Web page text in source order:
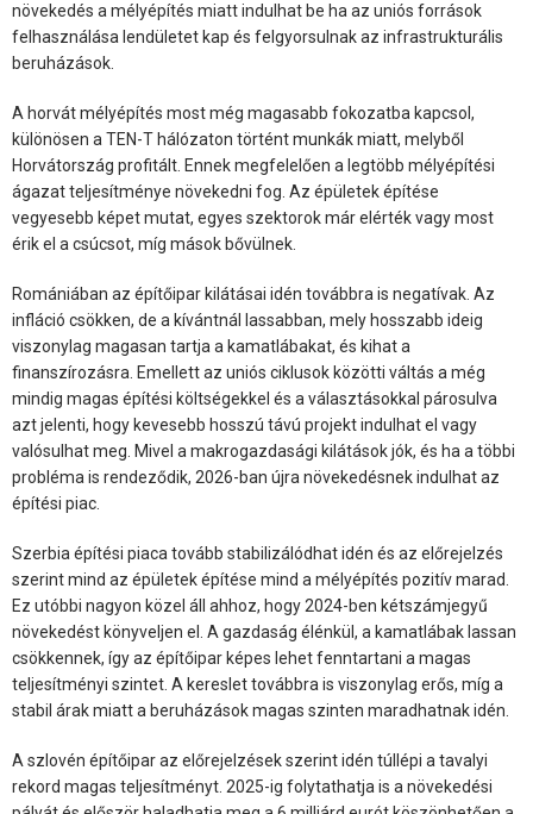
növekedés a mélyépítés miatt indulhat be ha az uniós források
felhasználása lendületet kap és felgyorsulnak az infrastrukturális
beruházások.
A horvát mélyépítés most még magasabb fokozatba kapcsol,
különösen a TEN-T hálózaton történt munkák miatt, melyből
Horvátország profitált. Ennek megfelelően a legtöbb mélyépítési
ágazat teljesítménye növekedni fog. Az épületek építése
vegyesebb képet mutat, egyes szektorok már elérték vagy most
érik el a csúcsot, míg mások bővülnek.
Romániában az építőipar kilátásai idén továbbra is negatívak. Az
infláció csökken, de a kívántnál lassabban, mely hosszabb ideig
viszonylag magasan tartja a kamatlábakat, és kihat a
finanszírozásra. Emellett az uniós ciklusok közötti váltás a még
mindig magas építési költségekkel és a választásokkal párosulva
azt jelenti, hogy kevesebb hosszú távú projekt indulhat el vagy
valósulhat meg. Mivel a makrogazdasági kilátások jók, és ha a többi
probléma is rendeződik, 2026-ban újra növekedésnek indulhat az
építési piac.
Szerbia építési piaca tovább stabilizálódhat idén és az előrejelzés
szerint mind az épületek építése mind a mélyépítés pozitív marad.
Ez utóbbi nagyon közel áll ahhoz, hogy 2024-ben kétszámjegyű
növekedést könyveljen el. A gazdaság élénkül, a kamatlábak lassan
csökkennek, így az építőipar képes lehet fenntartani a magas
teljesítményi szintet. A kereslet továbbra is viszonylag erős, míg a
stabil árak miatt a beruházások magas szinten maradhatnak idén.
A szlovén építőipar az előrejelzések szerint idén túllépi a tavalyi
rekord magas teljesítményt. 2025-ig folytathatja is a növekedési